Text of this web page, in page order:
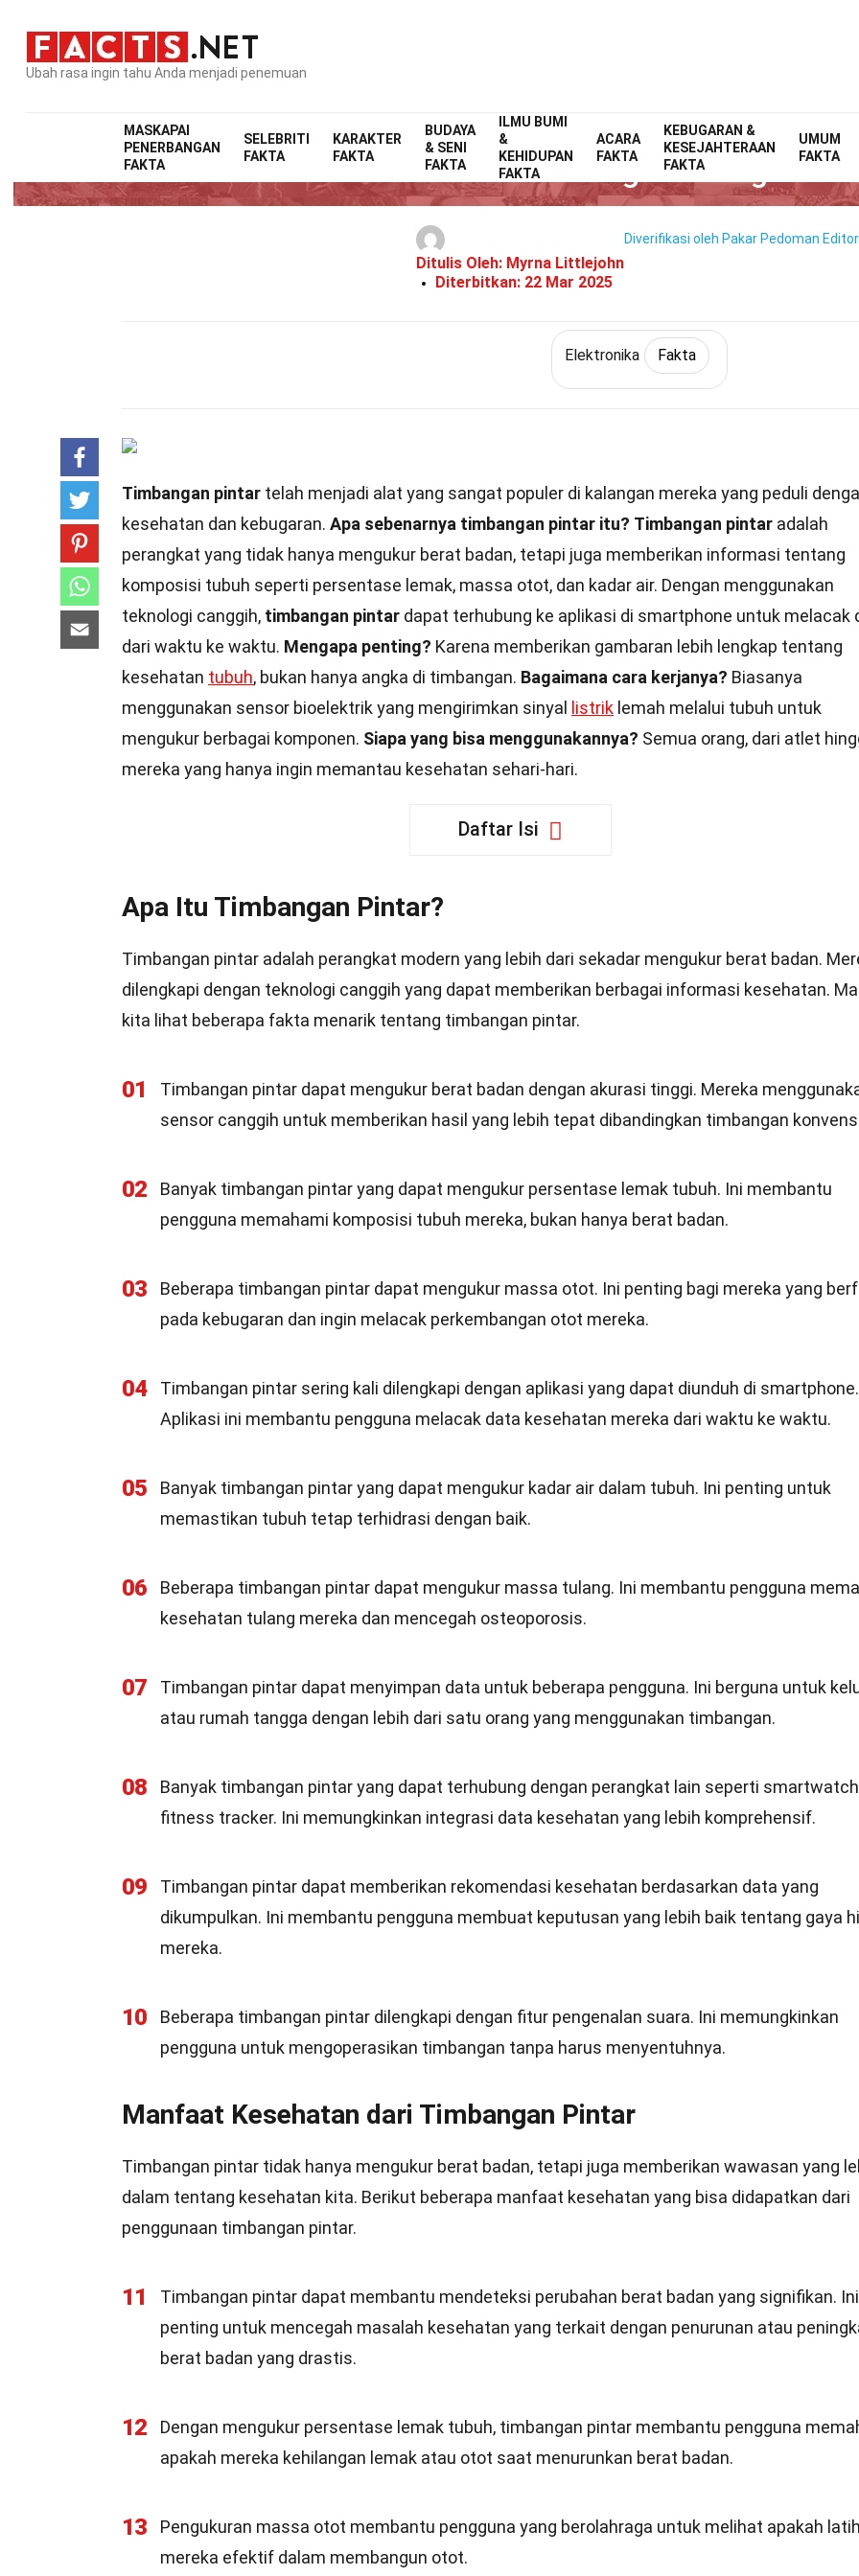
Ubah rasa ingin tahu Anda menjadi penemuan
MASKAPAI
PENERBANGAN
FAKTA
SELEBRITI
FAKTA
KARAKTER
FAKTA
BUDAYA
& SENI
FAKTA
ILMU BUMI
&
KEHIDUPAN
FAKTA
ACARA
FAKTA
KEBUGARAN &
KESEJAHTERAAN
FAKTA
UMUM
FAKTA
Home Teknologi & Sains Fakta Elektronika Fakta
26 Fakta Tentang Timbangan
Ditulis Oleh: Myrna Littlejohn
Diterbitkan: 22 Mar 2025
Diverifikasi oleh Pakar Pedoman
Elektronika Fakta
Timbangan pintar telah menjadi alat yang sangat populer di kalangan mereka yang peduli
kesehatan dan kebugaran. Apa sebenarnya timbangan pintar itu? Timbangan pintar adalah
perangkat yang tidak hanya mengukur berat badan, tetapi juga memberikan informasi tentang
komposisi tubuh seperti persentase lemak, massa otot, dan kadar air. Dengan menggunakan
teknologi canggih, timbangan pintar dapat terhubung ke aplikasi di smartphone untuk melacak
dari waktu ke waktu. Mengapa penting? Karena memberikan gambaran lebih lengkap tentang
kesehatan tubuh, bukan hanya angka di timbangan. Bagaimana cara kerjanya? Biasanya
menggunakan sensor bioelektrik yang mengirimkan sinyal
listrik lemah melalui tubuh untuk
mengukur berbagai komponen. Siapa yang bisa menggunakannya? Semua orang, dari atlet
mereka yang hanya ingin memantau kesehatan sehari-hari.
Daftar Isi
Apa Itu Timbangan Pintar?
Timbangan pintar adalah perangkat modern yang lebih dari sekadar mengukur berat badan.
dilengkapi dengan teknologi canggih yang dapat memberikan berbagai informasi kesehatan.
kita lihat beberapa fakta menarik tentang timbangan pintar.
01
Timbangan pintar dapat mengukur berat badan dengan akurasi tinggi. Mereka
sensor canggih untuk memberikan hasil yang lebih tepat dibandingkan timbangan
02
Banyak timbangan pintar yang dapat mengukur persentase lemak tubuh. Ini membantu
pengguna memahami komposisi tubuh mereka, bukan hanya berat badan.
03
Beberapa timbangan pintar dapat mengukur massa otot. Ini penting bagi mereka yang
pada kebugaran dan ingin melacak perkembangan otot mereka.
04
Timbangan pintar sering kali dilengkapi dengan aplikasi yang dapat diunduh di smartphone.
Aplikasi ini membantu pengguna melacak data kesehatan mereka dari waktu ke waktu.
05
Banyak timbangan pintar yang dapat mengukur kadar air dalam tubuh. Ini penting untuk
memastikan tubuh tetap terhidrasi dengan baik.
06
Beberapa timbangan pintar dapat mengukur massa tulang. Ini membantu pengguna
kesehatan tulang mereka dan mencegah osteoporosis.
07
Timbangan pintar dapat menyimpan data untuk beberapa pengguna. Ini berguna untuk
atau rumah tangga dengan lebih dari satu orang yang menggunakan timbangan.
08
Banyak timbangan pintar yang dapat terhubung dengan perangkat lain seperti
fitness tracker. Ini memungkinkan integrasi data kesehatan yang lebih komprehensif.
09
Timbangan pintar dapat memberikan rekomendasi kesehatan berdasarkan data yang
dikumpulkan. Ini membantu pengguna membuat keputusan yang lebih baik tentang gaya
mereka.
10
Beberapa timbangan pintar dilengkapi dengan fitur pengenalan suara. Ini memungkinkan
pengguna untuk mengoperasikan timbangan tanpa harus menyentuhnya.
Manfaat Kesehatan dari Timbangan Pintar
Timbangan pintar tidak hanya mengukur berat badan, tetapi juga memberikan wawasan yang
dalam tentang kesehatan kita. Berikut beberapa manfaat kesehatan yang bisa didapatkan dari
penggunaan timbangan pintar.
11
Timbangan pintar dapat membantu mendeteksi perubahan berat badan yang signifikan. Ini
penting untuk mencegah masalah kesehatan yang terkait dengan penurunan atau
berat badan yang drastis.
12
Dengan mengukur persentase lemak tubuh, timbangan pintar membantu pengguna
apakah mereka kehilangan lemak atau otot saat menurunkan berat badan.
13
Pengukuran massa otot membantu pengguna yang berolahraga untuk melihat apakah
mereka efektif dalam membangun otot.